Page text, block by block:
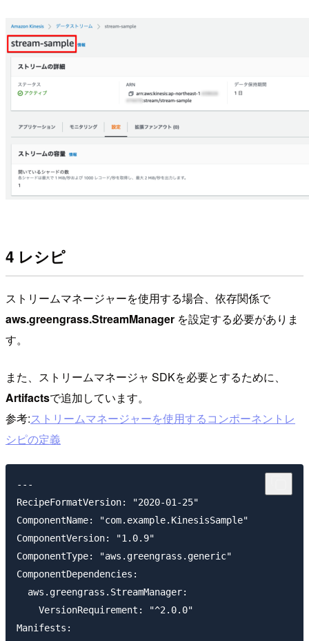
4 レシピ
ストリームマネージャーを使用する場合、依存関係で
aws.greengrass.StreamManager を設定する必要がありま
す。
また、ストリームマネージャ SDKを必要とするために、
Artifactsで追加しています。
参考:ストリームマネージャーを使用するコンポーネントレ
シピの定義
---
RecipeFormatVersion: "2020-01-25"
ComponentName: "com.example.KinesisSample"
ComponentVersion: "1.0.9"
ComponentType: "aws.greengrass.generic"
ComponentDependencies:
  aws.greengrass.StreamManager:
    VersionRequirement: "^2.0.0"
Manifests: